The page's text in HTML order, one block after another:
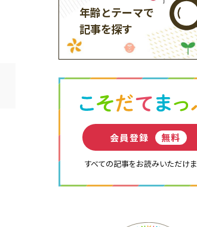
年齢とテーマで
記事を探す
会員登録 無料
すべての記事をお読みいただけま